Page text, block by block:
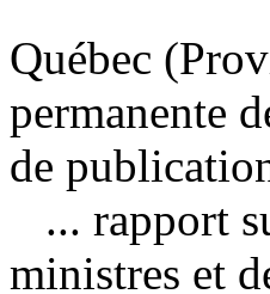
Québec
permanente
de
... rapport
ministres et